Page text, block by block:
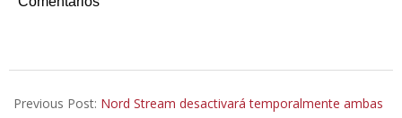
07-
Previous Post: Nord Stream desactivará temporalmente ambas